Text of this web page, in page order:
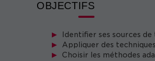
OBJECTIFS
Identifier ses sources
Appliquer des
Choisir les méthodes